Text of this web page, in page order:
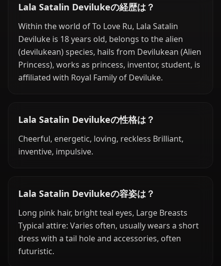
Lala Satalin Devilukeの経歴は？
Within the world of To Love Ru, Lala Satalin
Deviluke is 18 years old, belongs to the alien
(devilukean) species, hails from Devilukean (Alien
Princess), works as princess, inventor, student, is
affiliated with Royal Family of Deviluke.
Lala Satalin Devilukeの性格は？
Cheerful, energetic, loving, reckless Brilliant,
inventive, impulsive.
Lala Satalin Devilukeの容姿は？
Long pink hair, bright teal eyes, Large Breasts
Typical attire: Varies often, usually wears a short
dress with a tail hole and accessories, often
futuristic.